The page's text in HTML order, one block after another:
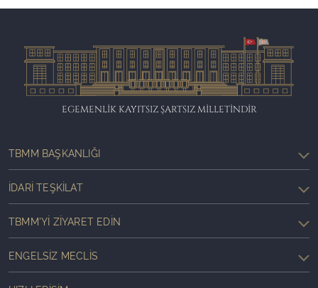
EGEMENLİK KAYITSIZ ŞARTSIZ MİLLETİNDİR
TBMM BAŞKANLIĞI
İDARI TEŞKILAT
TBMM'YI ZIYARET EDIN
ENGELSIZ MECLIS